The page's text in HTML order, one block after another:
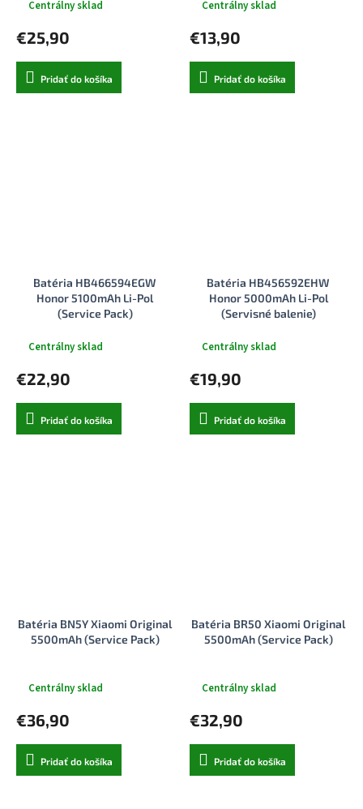
Centrálny sklad
€25,90
Pridať do košíka
Centrálny sklad
€13,90
Pridať do košíka
Batéria HB466594EGW
Honor 5100mAh Li-Pol
(Service Pack)
Centrálny sklad
€22,90
Pridať do košíka
Batéria HB456592EHW
Honor 5000mAh Li-Pol
(Servisné balenie)
Centrálny sklad
€19,90
Pridať do košíka
Batéria BN5Y Xiaomi Original
5500mAh (Service Pack)
Centrálny sklad
€36,90
Pridať do košíka
Batéria BR50 Xiaomi Original
5500mAh (Service Pack)
Centrálny sklad
€32,90
Pridať do košíka